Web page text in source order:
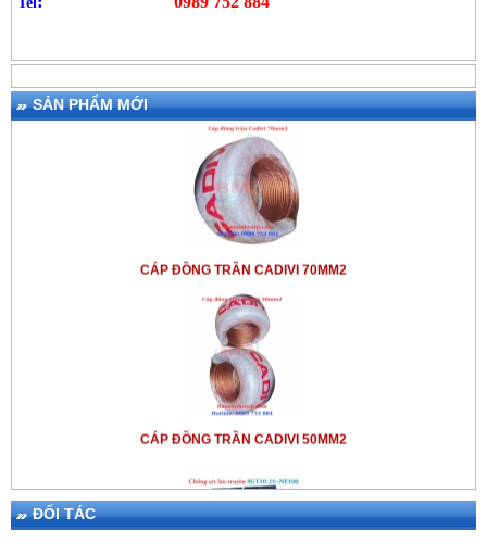
SẢN PHẨM MỚI
CÁP ĐỒNG TRẦN CADIVI 70MM2
CÁP ĐỒNG TRẦN CADIVI 50MM2
ĐỐI TÁC